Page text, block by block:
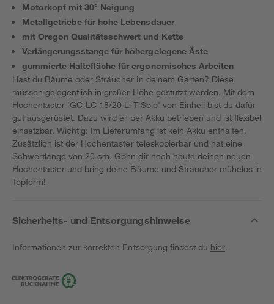
Motorkopf mit 30° Neigung
Metallgetriebe für hohe Lebensdauer
mit Oregon Qualitätsschwert und Kette
Verlängerungsstange für höhergelegene Äste
gummierte Haltefläche für ergonomisches Arbeiten
Hast du Bäume oder Sträucher in deinem Garten? Diese
müssen gelegentlich in großer Höhe gestutzt werden. Mit dem
Hochentaster 'GC-LC 18/20 Li T-Solo' von Einhell bist du dafür
gut ausgerüstet. Dazu wird er per Akku betrieben und ist flexibel
einsetzbar. Wichtig: Im Lieferumfang ist kein Akku enthalten.
Zusätzlich ist der Hochentaster teleskopierbar und hat eine
Schwertlänge von 20 cm. Gönn dir noch heute deinen neuen
Hochentaster und bring deine Bäume und Sträucher mühelos in
Topform!
Sicherheits- und Entsorgungshinweise
Informationen zur korrekten Entsorgung findest du hier.